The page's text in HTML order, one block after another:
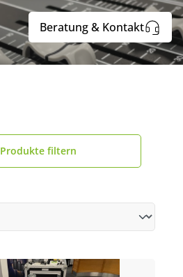
Beratung & Kontakt
Produkte filtern